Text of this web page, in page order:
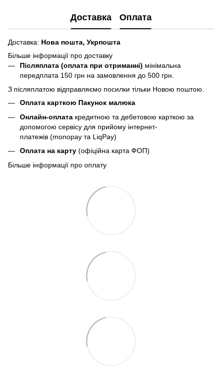
Доставка Оплата
Доставка: Нова пошта, Укрпошта
Більше інформації про доставку
Післяплата (оплата при отриманні) мінімальна
передплата 150 грн на замовлення до 500 грн.
З післяплатою відправляємо посилки тільки Новою поштою.
Оплата карткою Пакунок малюка
Онлайн-оплата кредитною та дебетовою карткою за
допомогою сервісу для прийому інтернет-
платежів (monopay та LiqPay)
Оплата на карту (офіційна карта ФОП)
Більше інформації про оплату